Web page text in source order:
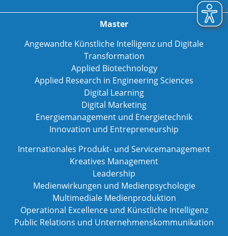
Master
Angewandte Künstliche Intelligenz und Digitale
Transformation
Applied Biotechnology
Applied Research in Engineering Sciences
Digital Learning
Digital Marketing
Energiemanagement und Energietechnik
Innovation und Entrepreneurship
Internationales Produkt- und Servicemanagement
Kreatives Management
Leadership
Medienwirkungen und Medienpsychologie
Multimediale Medienproduktion
Operational Excellence und Künstliche Intelligenz
Public Relations und Unternehmenskommunikation